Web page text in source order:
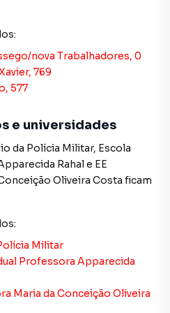
valorizada do bairro Vila
encontrou o que procurava
nossa equipe pelo telefone
tem mais opções de
e comerciais, sobrados,
venda ou locação, além de
em outras regiões de São
de ofertas para
combina com seu estilo de
:
nova Trabalhadores, 0
769
577
e universidades
da Polícia Militar, Escola
Rahale EE
Oliveira Costa ficam
:
Militar
Professora Apparecida
Maria da Conceição Oliveira